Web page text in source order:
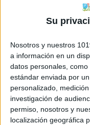
Su
Nosotros y nuestros
a información en un
datos personales,
estándar enviada por
personalizado,
investigación de
permiso, nosotros y
localización geográfica
preparado
Haro, el profe
Archivado en:E.
Etiquetado con:
emociones,